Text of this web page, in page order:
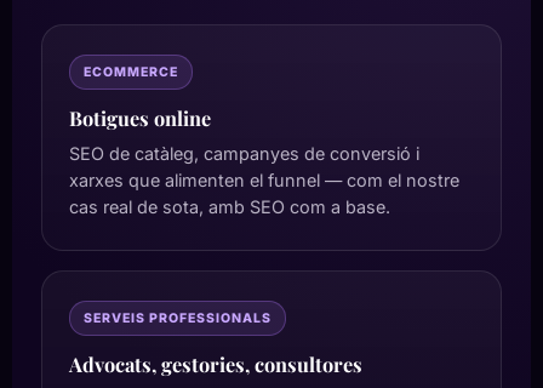
ECOMMERCE
Botigues online
SEO de catàleg, campanyes de conversió i
xarxes que alimenten el funnel — com el nostre
cas real de sota, amb SEO com a base.
SERVEIS PROFESSIONALS
Advocats, gestories, consultores